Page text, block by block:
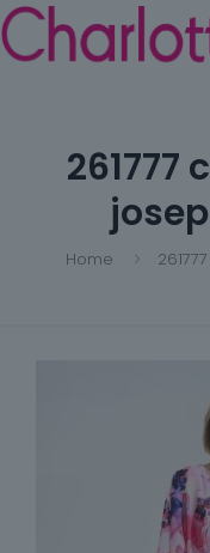
261777
Home